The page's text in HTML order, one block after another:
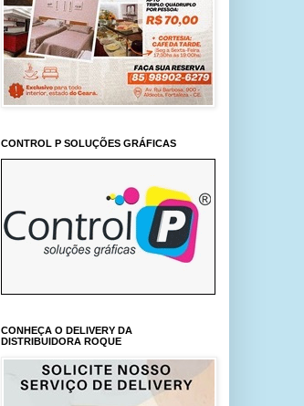
CONTROL P SOLUÇÕES GRÁFICAS
CONHEÇA O DELIVERY DA
DISTRIBUIDORA ROQUE